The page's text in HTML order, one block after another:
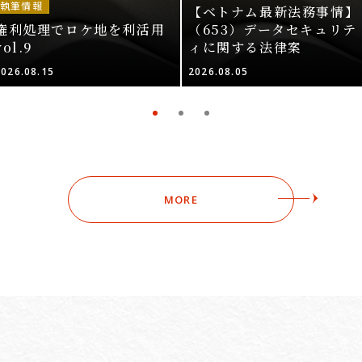
執筆情報
利処理でロケ地を利活用
【ベトナム最新法務事情】
（653）データセキュリテ
ィに関する法律案
2026.08.05
MORE